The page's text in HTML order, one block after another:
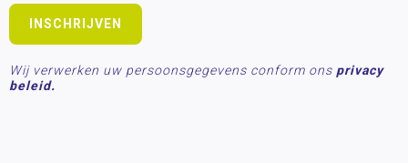
Wij verwerken uw persoonsgegevens conform ons privacy
beleid.